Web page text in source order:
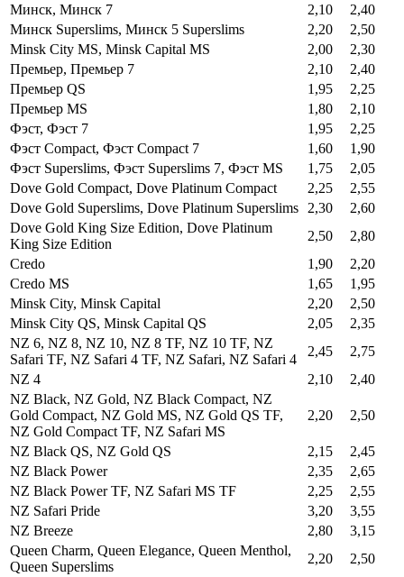
Минск, Минск 7
2,10
2,40
Минск Superslims, Минск 5 Superslims
2,20
2,50
Minsk City MS, Minsk Capital MS
2,00
2,30
Премьер, Премьер 7
2,10
2,40
Премьер QS
1,95
2,25
Премьер MS
1,80
2,10
Фэст, Фэст 7
1,95
2,25
Фэст Compact, Фэст Compact 7
1,60
1,90
Фэст Superslims, Фэст Superslims 7, Фэст MS
1,75
2,05
Dove Gold Compact, Dove Platinum Compact
2,25
2,55
Dove Gold Superslims, Dove Platinum Superslims
2,30
2,60
Dove Gold King Size Edition, Dove Platinum
King Size Edition
2,50
2,80
Credo
1,90
2,20
Credo MS
1,65
1,95
Minsk City, Minsk Capital
2,20
2,50
Minsk City QS, Minsk Capital QS
2,05
2,35
NZ 6, NZ 8, NZ 10, NZ 8 TF, NZ 10 TF, NZ
Safari TF, NZ Safari 4 TF, NZ Safari, NZ Safari 4
2,45
2,75
NZ 4
2,10
2,40
NZ Black, NZ Gold, NZ Black Compact, NZ
Gold Compact, NZ Gold MS, NZ Gold QS TF,
NZ Gold Compact TF, NZ Safari MS
2,20 2,50
NZ Black QS, NZ Gold QS 2,15
2,45
NZ Black Power
2,35
2,65
NZ Black Power TF, NZ Safari MS TF
2,25
2,55
NZ Safari Pride
3,20
3,55
NZ Breeze
2,80
3,15
Queen Charm, Queen Elegance, Queen Menthol,
Queen Superslims
2,20
2,50